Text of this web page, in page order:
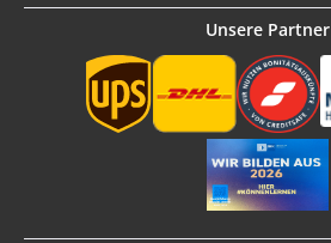
Unsere Partner